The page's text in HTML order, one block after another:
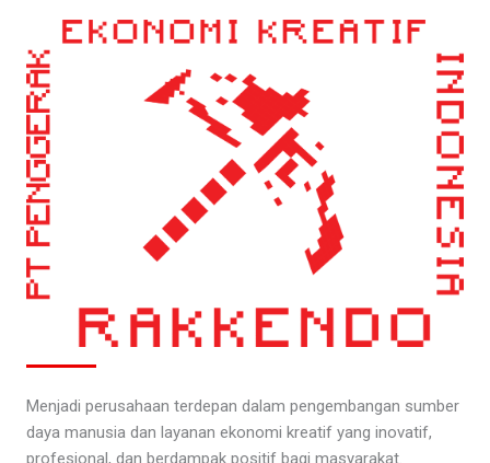
Menjadi perusahaan terdepan dalam pengembangan sumber
daya manusia dan layanan ekonomi kreatif yang inovatif,
profesional, dan berdampak positif bagi masyarakat.